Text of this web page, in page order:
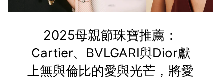
2025母親節珠寶推薦：
Cartier、BVLGARI與Dior獻
上無與倫比的愛與光芒，將愛